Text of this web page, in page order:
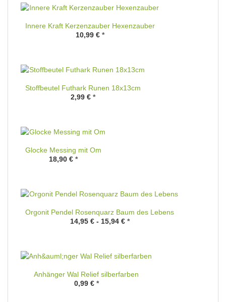
Innere Kraft Kerzenzauber Hexenzauber
10,99 € *
Stoffbeutel Futhark Runen 18x13cm
2,99 € *
Glocke Messing mit Om
18,90 € *
Orgonit Pendel Rosenquarz Baum des Lebens
14,95 € - 15,94 € *
Anhänger Wal Relief silberfarben
0,99 € *